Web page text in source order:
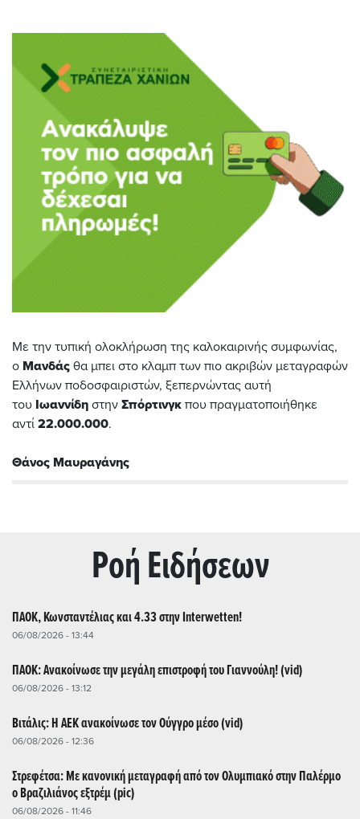
Με την τυπική ολοκλήρωση της καλοκαιρινής συμφωνίας,
ο Μανδάς θα μπει στο κλαμπ των πιο ακριβών μεταγραφών
Ελλήνων ποδοσφαιριστών, ξεπερνώντας αυτή
του Ιωαννίδη στην Σπόρτινγκ που πραγματοποιήθηκε
αντί 22.000.000.
Θάνος Μαυραγάνης
Ρoή Ειδήσεων
ΠΑΟΚ, Κωνσταντέλιας και 4.33 στην Interwetten!
06/08/2026 - 13:44
ΠΑΟΚ: Ανακοίνωσε την μεγάλη επιστροφή του Γιαννούλη! (vid)
06/08/2026 - 13:12
Βιτάλις: Η ΑΕΚ ανακοίνωσε τον Ούγγρο μέσο (vid)
06/08/2026 - 12:36
Στρεφέτσα: Με κανονική μεταγραφή από τον Ολυμπιακό στην Παλέρμο
ο Βραζιλιάνος εξτρέμ (pic)
06/08/2026 - 11:46